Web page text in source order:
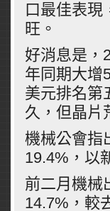
口最佳表現
旺。
好消息是，
年同期大增
美元排名第
久，但晶片
機械公會指
19.4%，以
前二月機械
14.7%，較